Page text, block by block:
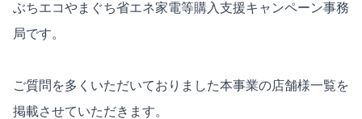
ぶちエコやまぐち省エネ家電等購入支援キャンペーン事務
局です。
ご質問を多くいただいておりました本事業の店舗様一覧を
掲載させていただきます。